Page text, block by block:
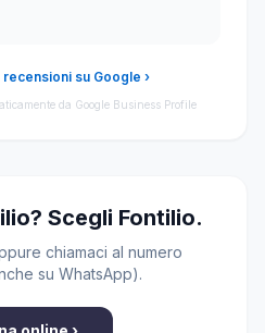
su Google ›
da Google Business Profile
Scegli Fontilio.
chiamaci al numero
su WhatsApp).